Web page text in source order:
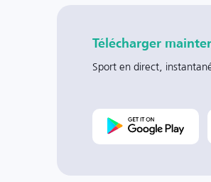
Télécharger
Sport en direct,